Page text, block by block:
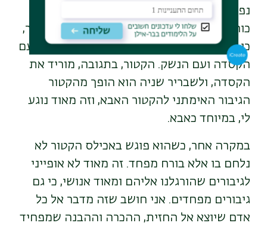
נפרד מהמשפחה שלו: הוא מנשק את אשתו,
כורע לנשק את בנו הפעוט ואז קורה משהו מוזר,
כי הבן שלו מתחיל לבכות ולא מזהה את אביו עם
הקסדה ועם הנשק. הקטור, בתגובה, מוריד את
הקסדה, ולשבריר שניה הוא הופך מהקטור
הגיבור האימתני להקטור האבא, וזה מאוד נוגע
לי, במיוחד כאבא.
במקרה אחר, כשהוא פוגש באכילס הקטור לא
נלחם בו אלא בורח מפחד. זה מאוד לא אופייני
לגיבורים שהורגלנו אליהם ומאוד אנושי, כי גם
גיבורים מפחדים. אני חושב שזה מדבר אל כל
אדם שיוצא אל החזית, ההכרה וההבנה שמפחיד